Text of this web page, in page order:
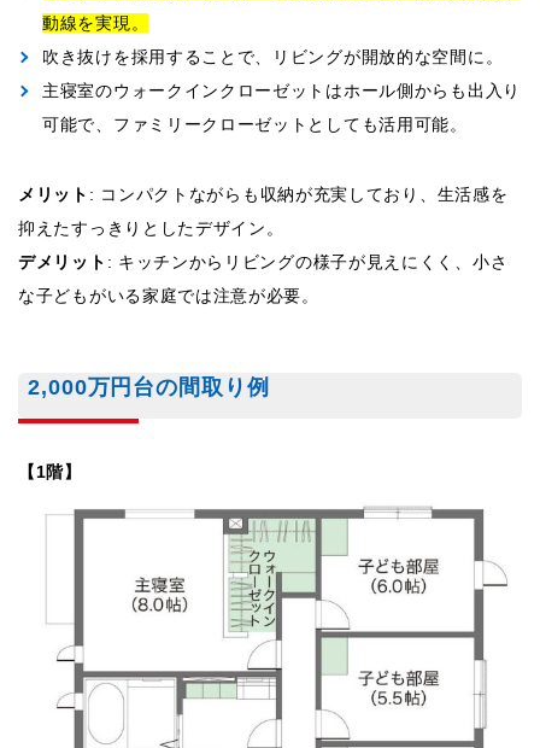
動線を実現。
吹き抜けを採用することで、リビングが開放的な空間に。
主寝室のウォークインクローゼットはホール側からも出入り
可能で、ファミリークローゼットとしても活用可能。
メリット : コンパクトながらも収納が充実しており、生活感を
抑えたすっきりとしたデザイン。
デメリット : キッチンからリビングの様子が見えにくく、小さ
な子どもがいる家庭では注意が必要。
2,000万円台の間取り例
【1階】